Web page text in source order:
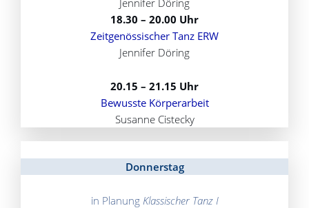
Jennifer Döring
18.30 – 20.00 Uhr
Zeitgenössischer Tanz ERW
Jennifer Döring
20.15 – 21.15 Uhr
Bewusste Körperarbeit
Susanne Cistecky
Donnerstag
in Planung Klassischer Tanz I